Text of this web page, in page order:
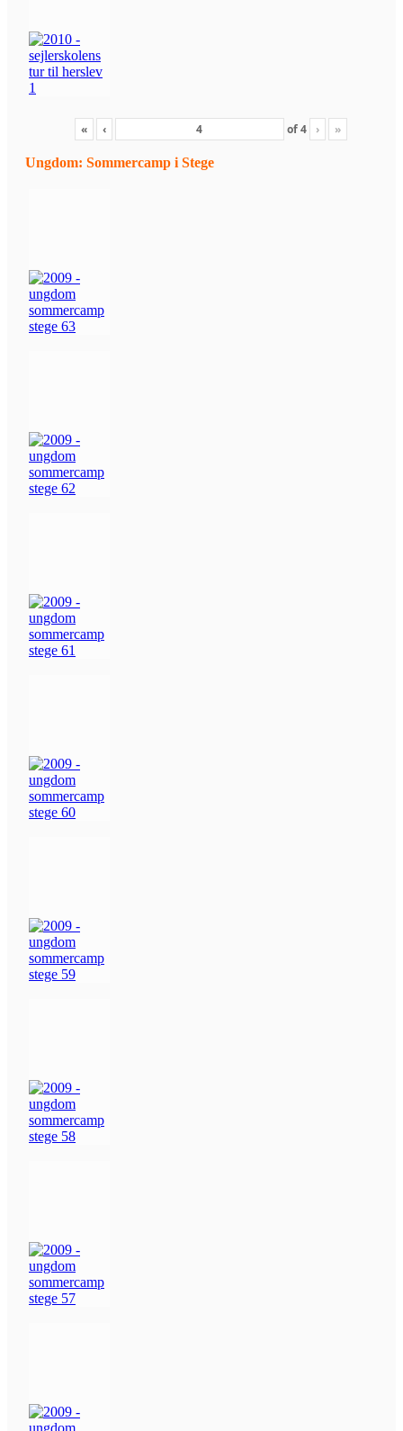
« ‹ of4 › »
Ungdom: Sommercamp i Stege